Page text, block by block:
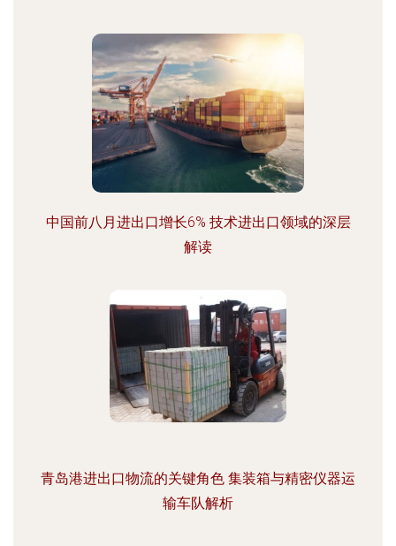
中国前八月进出口增长6% 技术进出口领域的深层
解读
青岛港进出口物流的关键角色 集装箱与精密仪器运
输车队解析